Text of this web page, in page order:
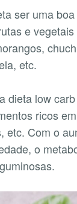
ser uma
e
etc.
dieta low
ricos
etc. Com o
o